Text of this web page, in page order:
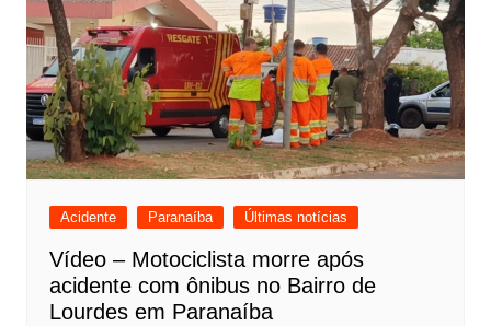
Acidente Paranaíba Últimas notícias
Vídeo – Motociclista morre após
acidente com ônibus no Bairro de
Lourdes em Paranaíba